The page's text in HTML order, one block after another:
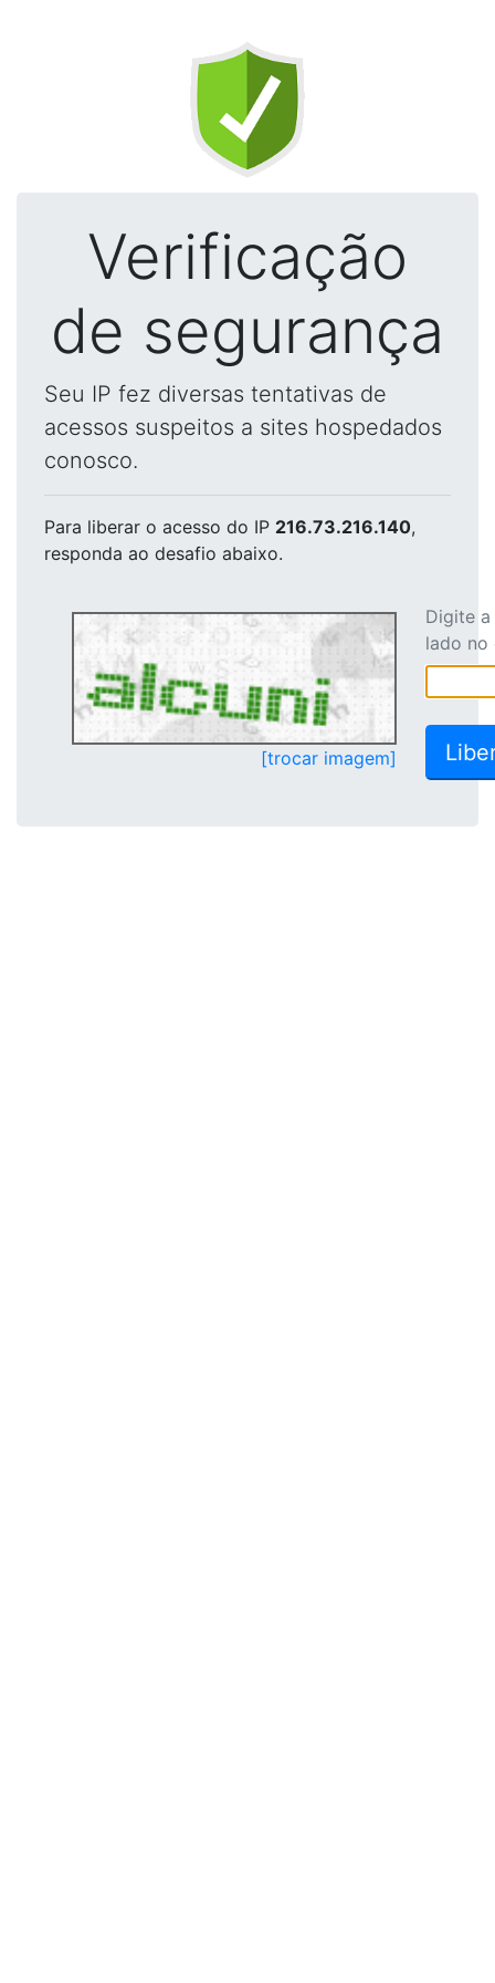
Verificação
de segurança
Seu IP fez diversas tentativas de
acessos suspeitos a sites hospedados
conosco.
Para liberar o acesso do IP 216.73.216.140,
responda ao desafio abaixo.
[trocar imagem]
Digite
lado no